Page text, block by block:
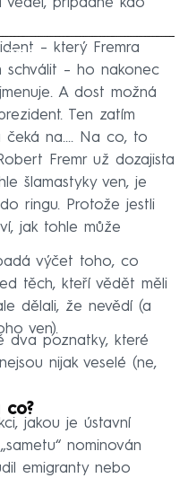
věděl, případně kdo
fetch– který Fremra
schválit – ho nakonec
A dost možná
Ten zatím
čeká na.... Na co, to
Fremr už dozajista
šlamastyky ven, je
ringu. Protože jestli
jak tohle může
výčet toho, co
těch, kteří vědět měli
dělali, že nevědí (a
ven).
dva poznatky, které
nijak veselé (ne,
co?
jakou je ústavní
nominován
emigranty nebo